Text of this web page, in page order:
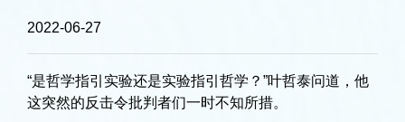
2022-06-27
“是哲学指引实验还是实验指引哲学？”叶哲泰问道，他
这突然的反击令批判者们一时不知所措。